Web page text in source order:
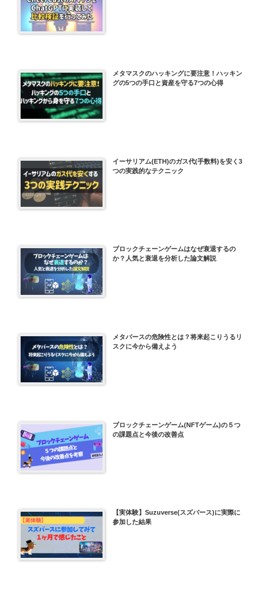
メタマスクのハッキングに要注意！ハッキン
グの5つの手口と資産を守る7つの心得
イーサリアム(ETH)のガス代(手数料)を安く3
つの実践的なテクニック
ブロックチェーンゲームはなぜ衰退するの
か？人気と衰退を分析した論文解説
メタバースの危険性とは？将来起こりうるリ
スクに今から備えよう
ブロックチェーンゲーム(NFTゲーム)の５つ
の課題点と今後の改善点
【実体験】Suzuverse(スズバース)に実際に
参加した結果